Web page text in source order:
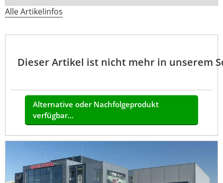
Alle Artikelinfos
Dieser Artikel ist nicht mehr in unserem
Alternative oder Nachfolgeprodukt
verfügbar...